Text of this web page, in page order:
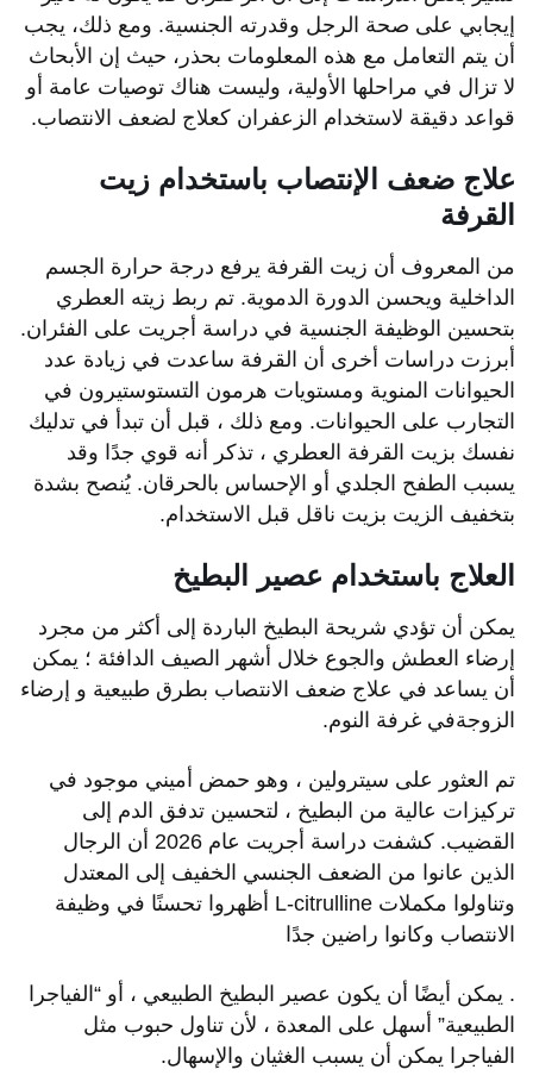
إيجابي على صحة الرجل وقدرته الجنسية. ومع ذلك، يجب
أن يتم التعامل مع هذه المعلومات بحذر، حيث إن الأبحاث
لا تزال في مراحلها الأولية، وليست هناك توصيات عامة أو
قواعد دقيقة لاستخدام الزعفران كعلاج لضعف الانتصاب.
علاج ضعف الإنتصاب باستخدام زيت
القرفة
من المعروف أن زيت القرفة يرفع درجة حرارة الجسم
الداخلية ويحسن الدورة الدموية. تم ربط زيته العطري
بتحسين الوظيفة الجنسية في دراسة أجريت على الفئران.
أبرزت دراسات أخرى أن القرفة ساعدت في زيادة عدد
الحيوانات المنوية ومستويات هرمون التستوستيرون في
التجارب على الحيوانات. ومع ذلك ، قبل أن تبدأ في تدليك
نفسك بزيت القرفة العطري ، تذكر أنه قوي جدًا وقد
يسبب الطفح الجلدي أو الإحساس بالحرقان. يُنصح بشدة
بتخفيف الزيت بزيت ناقل قبل الاستخدام.
العلاج باستخدام عصير البطيخ
يمكن أن تؤدي شريحة البطيخ الباردة إلى أكثر من مجرد
إرضاء العطش والجوع خلال أشهر الصيف الدافئة ؛ يمكن
أن يساعد في علاج ضعف الانتصاب بطرق طبيعية و إرضاء
الزوجةفي غرفة النوم.
تم العثور على سيترولين ، وهو حمض أميني موجود في
تركيزات عالية من البطيخ ، لتحسين تدفق الدم إلى
القضيب. كشفت دراسة أجريت عام 2026 أن الرجال
الذين عانوا من الضعف الجنسي الخفيف إلى المعتدل
وتناولوا مكملات L-citrulline أظهروا تحسنًا في وظيفة
الانتصاب وكانوا راضين جدًا
. يمكن أيضًا أن يكون عصير البطيخ الطبيعي ، أو “الفياجرا
الطبيعية” أسهل على المعدة ، لأن تناول حبوب مثل
الفياجرا يمكن أن يسبب الغثيان والإسهال.